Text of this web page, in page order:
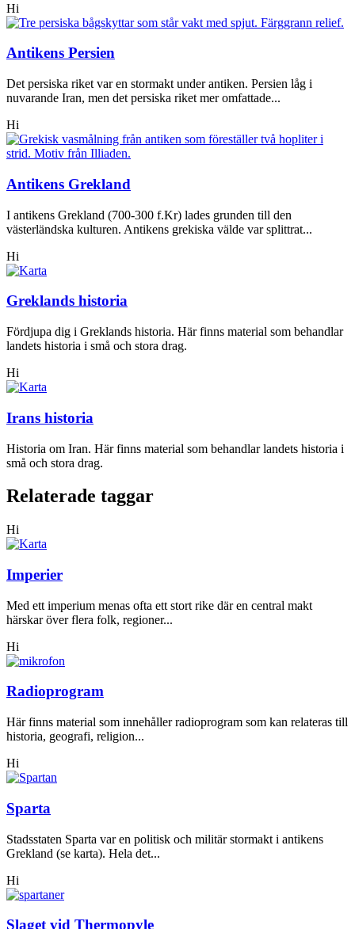
Hi
Antikens Persien
Det persiska riket var en stormakt under antiken. Persien låg i
nuvarande Iran, men det persiska riket mer omfattade...
Hi
Antikens Grekland
I antikens Grekland (700-300 f.Kr) lades grunden till den
västerländska kulturen. Antikens grekiska välde var splittrat...
Hi
Greklands historia
Fördjupa dig i Greklands historia. Här finns material som behandlar
landets historia i små och stora drag.
Hi
Irans historia
Historia om Iran. Här finns material som behandlar landets historia i
små och stora drag.
Relaterade taggar
Hi
Imperier
Med ett imperium menas ofta ett stort rike där en central makt
härskar över flera folk, regioner...
Hi
Radioprogram
Här finns material som innehåller radioprogram som kan relateras till
historia, geografi, religion...
Hi
Sparta
Stadsstaten Sparta var en politisk och militär stormakt i antikens
Grekland (se karta). Hela det...
Hi
Slaget vid Thermopyle